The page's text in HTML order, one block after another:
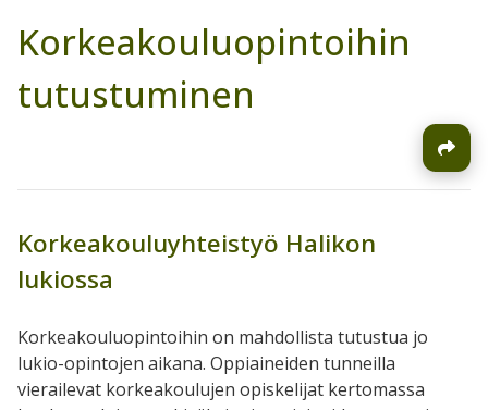
Korkeakouluopintoihin
tutustuminen
Korkeakouluyhteistyö Halikon
lukiossa
Korkeakouluopintoihin on mahdollista tutustua jo
lukio-opintojen aikana. Oppiaineiden tunneilla
vierailevat korkeakoulujen opiskelijat kertomassa